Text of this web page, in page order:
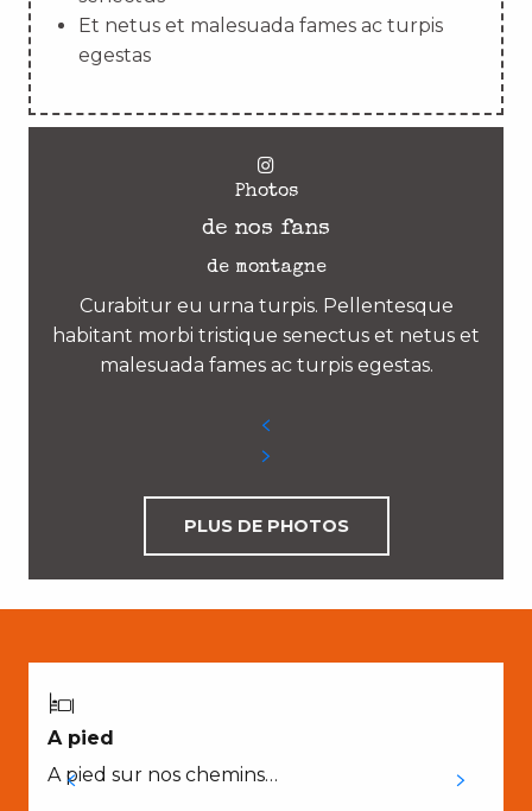
Et netus et malesuada fames ac turpis
egestas
Photos
de nos fans
de montagne
Curabitur eu urna turpis. Pellentesque
habitant morbi tristique senectus et netus et
malesuada fames ac turpis egestas.
PLUS DE PHOTOS
A pied
A pied sur nos chemins…